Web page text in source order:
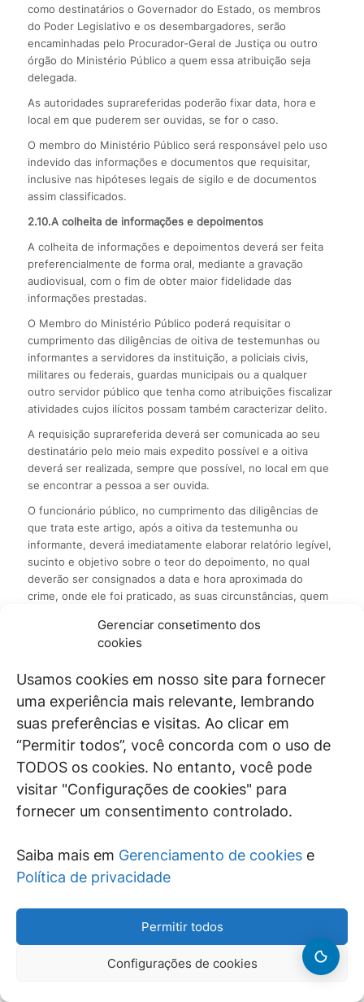
Gerenciar consetimento dos
cookies
Usamos cookies em nosso site para fornecer
uma experiência mais relevante, lembrando
suas preferências e visitas. Ao clicar em
“Permitir todos”, você concorda com o uso de
TODOS os cookies. No entanto, você pode
visitar "Configurações de cookies" para
fornecer um consentimento controlado.
Saiba mais em Gerenciamento de cookies e
Política de privacidade
Permitir todos
Configurações de cookies
como destinatários o Governador do Estado, os membros
do Poder Legislativo e os desembargadores, serão
encaminhadas pelo Procurador-Geral de Justiça ou outro
órgão do Ministério Público a quem essa atribuição seja
delegada.
As autoridades suprareferidas poderão fixar data, hora e
local em que puderem ser ouvidas, se for o caso.
O membro do Ministério Público será responsável pelo uso
indevido das informações e documentos que requisitar,
inclusive nas hipóteses legais de sigilo e de documentos
assim classificados.
2.10.A colheita de informações e depoimentos
A colheita de informações e depoimentos deverá ser feita
preferencialmente de forma oral, mediante a gravação
audiovisual, com o fim de obter maior fidelidade das
informações prestadas.
O Membro do Ministério Público poderá requisitar o
cumprimento das diligências de oitiva de testemunhas ou
informantes a servidores da instituição, a policiais civis,
militares ou federais, guardas municipais ou a qualquer
outro servidor público que tenha como atribuições fiscalizar
atividades cujos ilícitos possam também caracterizar delito.
A requisição suprareferida deverá ser comunicada ao seu
destinatário pelo meio mais expedito possível e a oitiva
deverá ser realizada, sempre que possível, no local em que
se encontrar a pessoa a ser ouvida.
O funcionário público, no cumprimento das diligências de
que trata este artigo, após a oitiva da testemunha ou
informante, deverá imediatamente elaborar relatório legível,
sucinto e objetivo sobre o teor do depoimento, no qual
deverão ser consignados a data e hora aproximada do
crime, onde ele foi praticado, as suas circunstâncias, quem
identificadas eventuais vítimas e outras testemunhas do
fato, sendo dispensável a confecção do referido relatório
audiovisual.
O Ministério Público, sempre que possível, deverá fornecer
formulário para preenchimento pelo servidor público dos
dados objetivos e sucintos que deverão constar do
relatório.
O funcionário público que cumpriu a requisição deverá
assinar o relatório e, se possível, também o deverá fazer a
testemunha ou informante.
O interrogatório de suspeitos e a oitiva das pessoas,
deverão necessariamente ser realizados pelo Membro do
Somente em casos excepcionais e imprescindíveis deverá
ser feita a transcrição dos depoimentos colhidos na fase